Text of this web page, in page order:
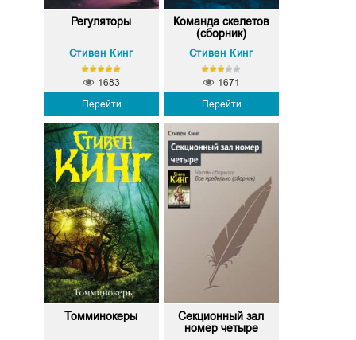
Регуляторы
Стивен Кинг
Перейти
1683
Команда скелетов
(сборник)
Стивен Кинг
Перейти
1671
Томминокеры
Секционный зал
номер четыре